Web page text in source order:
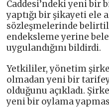
Caddesi’ndeki yeni bir
yaptığı bir şikayeti ele
sözleşmelerinde
endeksleme yerine
uygulandığını bildirdi.
Yetkililer, yönetim
olmadan yeni bir
olduğunu açıkladı.
yeni bir oylama